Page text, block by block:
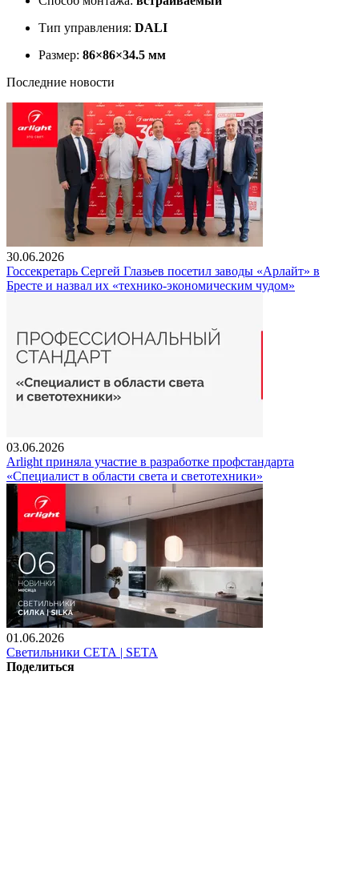
Тип управления: DALI
Размер: 86×86×34.5 мм
Последние новости
30.06.2026
Госсекретарь Сергей Глазьев посетил заводы «Арлайт» в
Бресте и назвал их «технико-экономическим чудом»
03.06.2026
Arlight приняла участие в разработке профстандарта
«Специалист в области света и светотехники»
01.06.2026
Светильники СЕТА | SETA
Поделиться